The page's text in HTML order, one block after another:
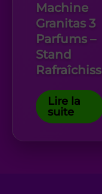
Machine
Granitas 3
Parfums –
Stand
Lire la
suite